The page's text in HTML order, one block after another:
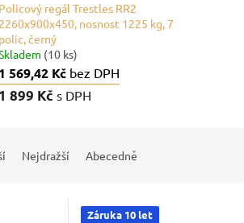
Policový regál Trestles RR2
2260x900x450, nosnost 1225 kg, 7
polic, černý
(10 ks)
1 569,42 Kč bez DPH
1 899 Kčs DPH
Nejdražší Abecedně
Záruka 10 let